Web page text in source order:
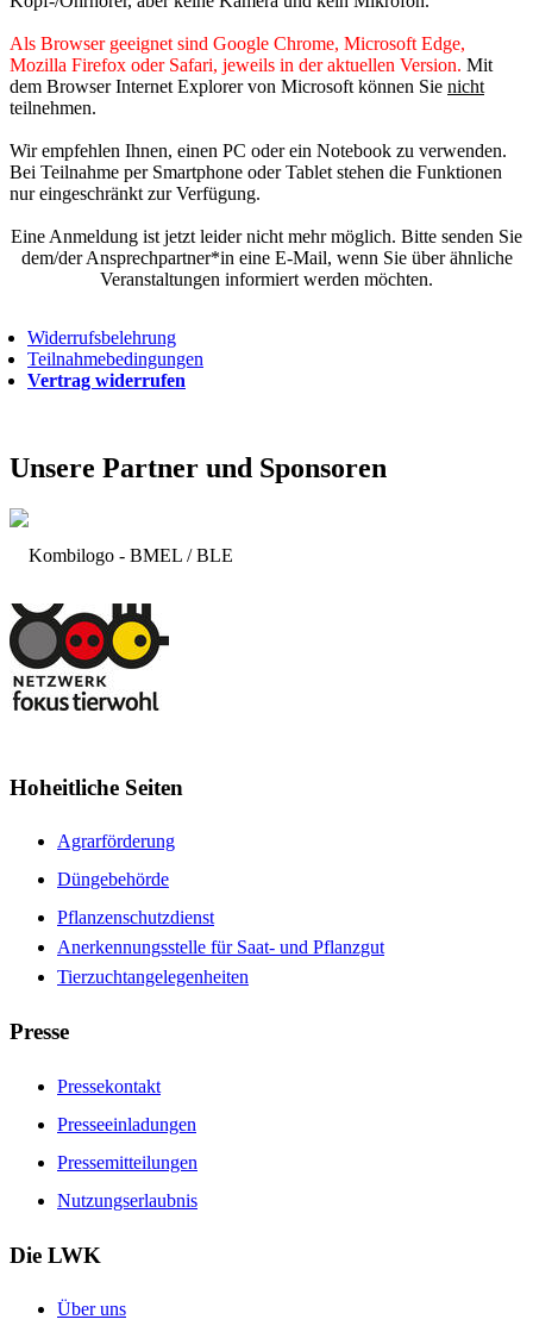
Als Browser geeignet sind Google Chrome, Microsoft Edge,
Mozilla Firefox oder Safari, jeweils in der aktuellen Version. Mit
dem Browser Internet Explorer von Microsoft können Sie nicht
teilnehmen.
Wir empfehlen Ihnen, einen PC oder ein Notebook zu verwenden.
Bei Teilnahme per Smartphone oder Tablet stehen die Funktionen
nur eingeschränkt zur Verfügung.
Eine Anmeldung ist jetzt leider nicht mehr möglich. Bitte senden Sie
dem/der Ansprechpartner*in eine E-Mail, wenn Sie über ähnliche
Veranstaltungen informiert werden möchten.
Widerrufsbelehrung
Teilnahmebedingungen
Vertrag widerrufen
Unsere Partner und Sponsoren
Hoheitliche Seiten
Agrarförderung
Düngebehörde
Pflanzenschutzdienst
Anerkennungsstelle für Saat- und Pflanzgut
Tierzuchtangelegenheiten
Presse
Pressekontakt
Presseeinladungen
Pressemitteilungen
Nutzungserlaubnis
Die LWK
Über uns